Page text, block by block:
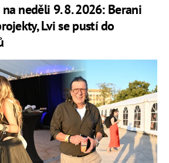
neděli 9. 8. 2026: Berani
Lvi se pustí do